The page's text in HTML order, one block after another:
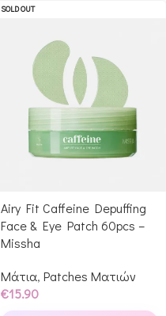
SOLD OUT
Airy Fit Caffeine Depuffing
Face & Eye Patch 60pcs –
Missha
Μάτια, Patches Ματιών
€15.90